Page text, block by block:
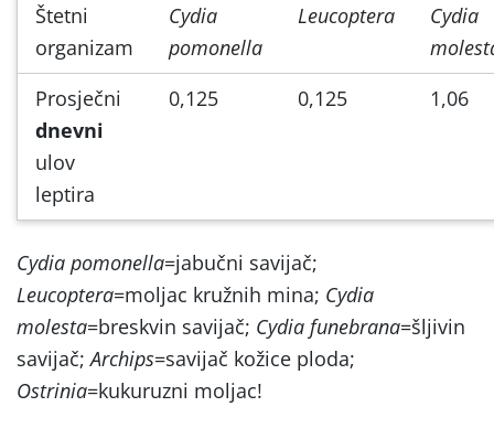
Štetni
organizam
Cydia
pomonella
Leucoptera
Cydia
Prosječni
dnevni
ulov
leptira
0,125 0,125 1,06
Cydia pomonella=jabučni savijač;
Leucoptera=moljac kružnih mina; Cydia
molesta=breskvin savijač; Cydia funebrana=šljivin
savijač;Archips=savijač kožice ploda;
Ostrinia=kukuruzni moljac!